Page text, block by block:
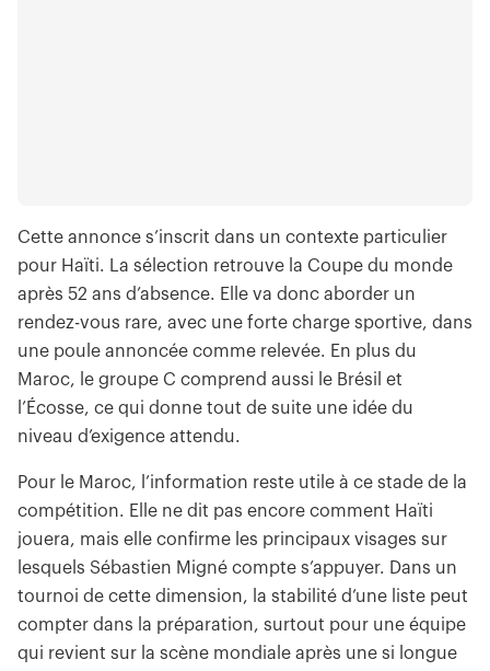
Cette annonce s’inscrit dans un contexte particulier
pour Haïti. La sélection retrouve la Coupe du monde
après 52 ans d’absence. Elle va donc aborder un
rendez-vous rare, avec une forte charge sportive, dans
une poule annoncée comme relevée. En plus du
Maroc, le groupe C comprend aussi le Brésil et
l’Écosse, ce qui donne tout de suite une idée du
niveau d’exigence attendu.
Pour le Maroc, l’information reste utile à ce stade de la
compétition. Elle ne dit pas encore comment Haïti
jouera, mais elle confirme les principaux visages sur
lesquels Sébastien Migné compte s’appuyer. Dans un
tournoi de cette dimension, la stabilité d’une liste peut
compter dans la préparation, surtout pour une équipe
qui revient sur la scène mondiale après une si longue